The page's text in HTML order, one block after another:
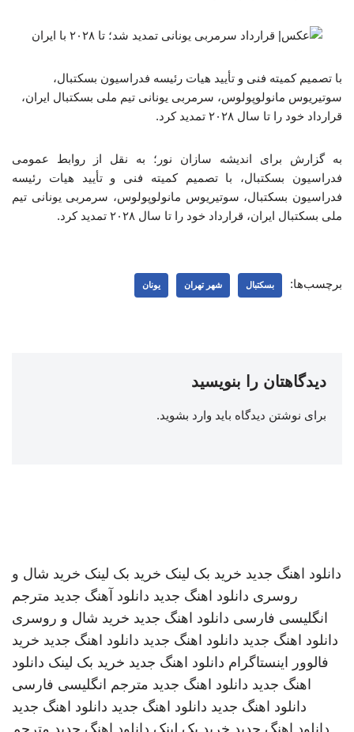
با تصمیم کمیته فنی و تأیید هیات رئیسه فدراسیون بسکتبال،
سوتیریوس مانولوپولوس، سرمربی یونانی تیم ملی بسکتبال ایران،
قرارداد خود را تا سال ۲۰۲۸ تمدید کرد.
به گزارش برای اندیشه سازان نور؛ به نقل از روابط عمومی
فدراسیون بسکتبال، با تصمیم کمیته فنی و تأیید هیات رئیسه
فدراسیون بسکتبال، سوتیریوس مانولوپولوس، سرمربی یونانی تیم
ملی بسکتبال ایران، قرارداد خود را تا سال ۲۰۲۸ تمدید کرد.
برچسب‌ها: بسکتبال شهر تهران یونان
دیدگاهتان را بنویسید
برای نوشتن دیدگاه باید وارد بشوید.
دانلود اهنگ جدید خرید بک لینک خرید بک لینک خرید شال و
روسری دانلود اهنگ جدید دانلود آهنگ جدید مترجم
انگلیسی فارسی دانلود اهنگ جدید خرید شال و روسری
دانلود اهنگ جدید دانلود اهنگ جدید دانلود اهنگ جدید خرید
فالوور اینستاگرام دانلود اهنگ جدید خرید بک لینک دانلود
اهنگ جدید دانلود اهنگ جدید مترجم انگلیسی فارسی
دانلود اهنگ جدید دانلود اهنگ جدید دانلود اهنگ جدید
دانلود اهنگ جدید خرید بک لینک دانلود اهنگ جدید مترجم